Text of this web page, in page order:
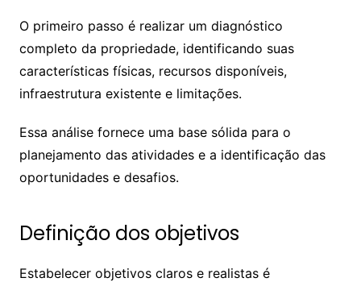
O primeiro passo é realizar um diagnóstico
completo da propriedade, identificando suas
características físicas, recursos disponíveis,
infraestrutura existente e limitações.
Essa análise fornece uma base sólida para o
planejamento das atividades e a identificação das
oportunidades e desafios.
Definição dos objetivos
Estabelecer objetivos claros e realistas é